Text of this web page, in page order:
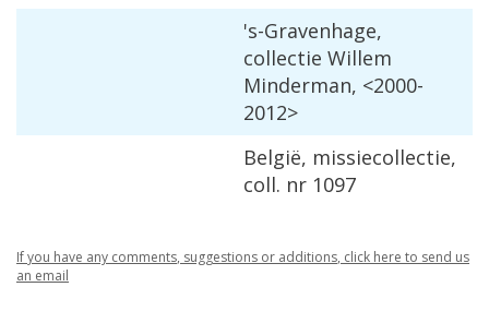
's-Gravenhage,
collectie Willem
Minderman, <2000-
2012>
België, missiecollectie,
coll. nr 1097
Ifyou have any comments, suggestions or additions, click here to send us
an email